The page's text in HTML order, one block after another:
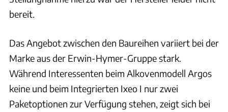
bereit.
Das Angebot zwischen den Baureihen variiert bei der
Marke aus der Erwin-Hymer-Gruppe stark.
Während Interessenten beim Alkovenmodell Argos
keine und beim Integrierten Ixeo I nur zwei
Paketoptionen zur Verfügung stehen, zeigt sich bei